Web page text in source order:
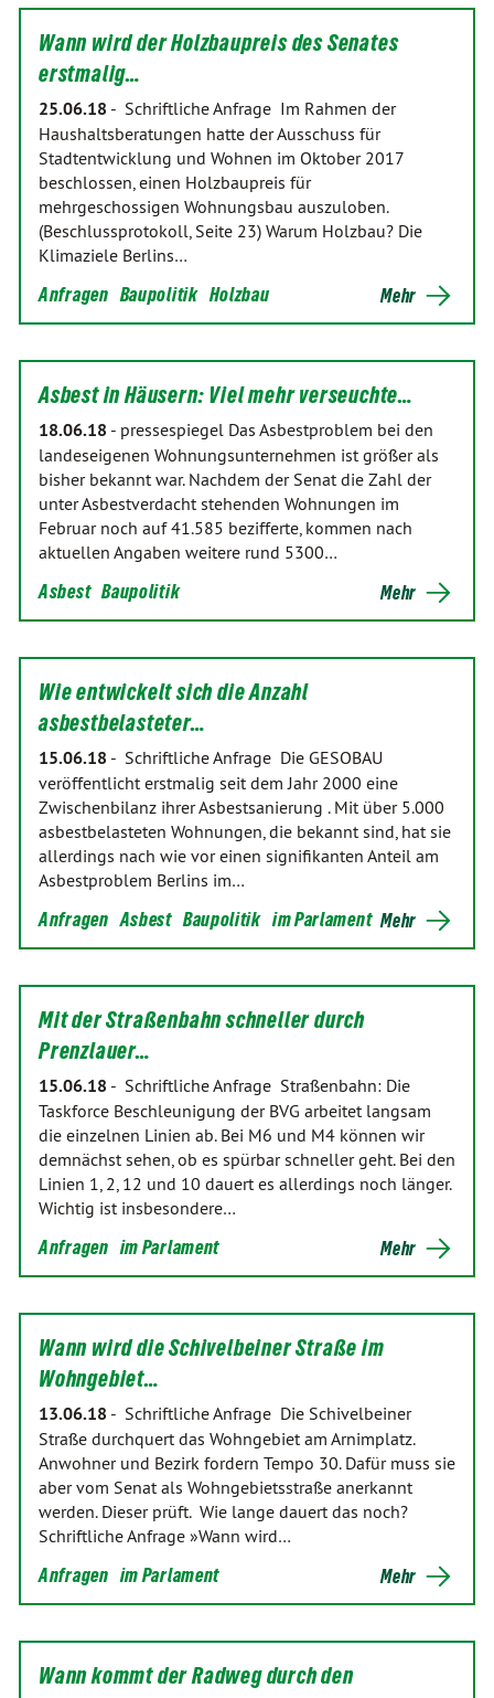
Wann wird der Holzbaupreis des Senates
erstmalig…
25.06.18 - Schriftliche Anfrage Im Rahmen der
Haushaltsberatungen hatte der Ausschuss für
Stadtentwicklung und Wohnen im Oktober 2017
beschlossen, einen Holzbaupreis für
mehrgeschossigen Wohnungsbau auszuloben.
(Beschlussprotokoll, Seite 23) Warum Holzbau? Die
Klimaziele Berlins…
Anfragen Baupolitik Holzbau Mehr
Asbest in Häusern: Viel mehr verseuchte…
18.06.18 - pressespiegel Das Asbestproblem bei den
landeseigenen Wohnungsunternehmen ist größer als
bisher bekannt war. Nachdem der Senat die Zahl der
unter Asbestverdacht stehenden Wohnungen im
Februar noch auf 41.585 bezifferte, kommen nach
aktuellen Angaben weitere rund 5300…
Asbest Baupolitik Mehr
Wie entwickelt sich die Anzahl
asbestbelasteter…
15.06.18 - Schriftliche Anfrage Die GESOBAU
veröffentlicht erstmalig seit dem Jahr 2000 eine
Zwischenbilanz ihrer Asbestsanierung . Mit über 5.000
asbestbelasteten Wohnungen, die bekannt sind, hat sie
allerdings nach wie vor einen signifikanten Anteil am
Asbestproblem Berlins im…
Anfragen Asbest Baupolitik im Parlament Mehr
Mit der Straßenbahn schneller durch
Prenzlauer…
15.06.18 - Schriftliche Anfrage Straßenbahn: Die
Taskforce Beschleunigung der BVG arbeitet langsam
die einzelnen Linien ab. Bei M6 und M4 können wir
demnächst sehen, ob es spürbar schneller geht. Bei den
Linien 1, 2, 12 und 10 dauert es allerdings noch länger.
Wichtig ist insbesondere…
Anfragen im Parlament Mehr
Wann wird die Schivelbeiner Straße im
Wohngebiet…
13.06.18 - Schriftliche Anfrage Die Schivelbeiner
Straße durchquert das Wohngebiet am Arnimplatz.
Anwohner und Bezirk fordern Tempo 30. Dafür muss sie
aber vom Senat als Wohngebietsstraße anerkannt
werden. Dieser prüft. Wie lange dauert das noch?
Schriftliche Anfrage »Wann wird…
Anfragen im Parlament Mehr
Wann kommt der Radweg durch den